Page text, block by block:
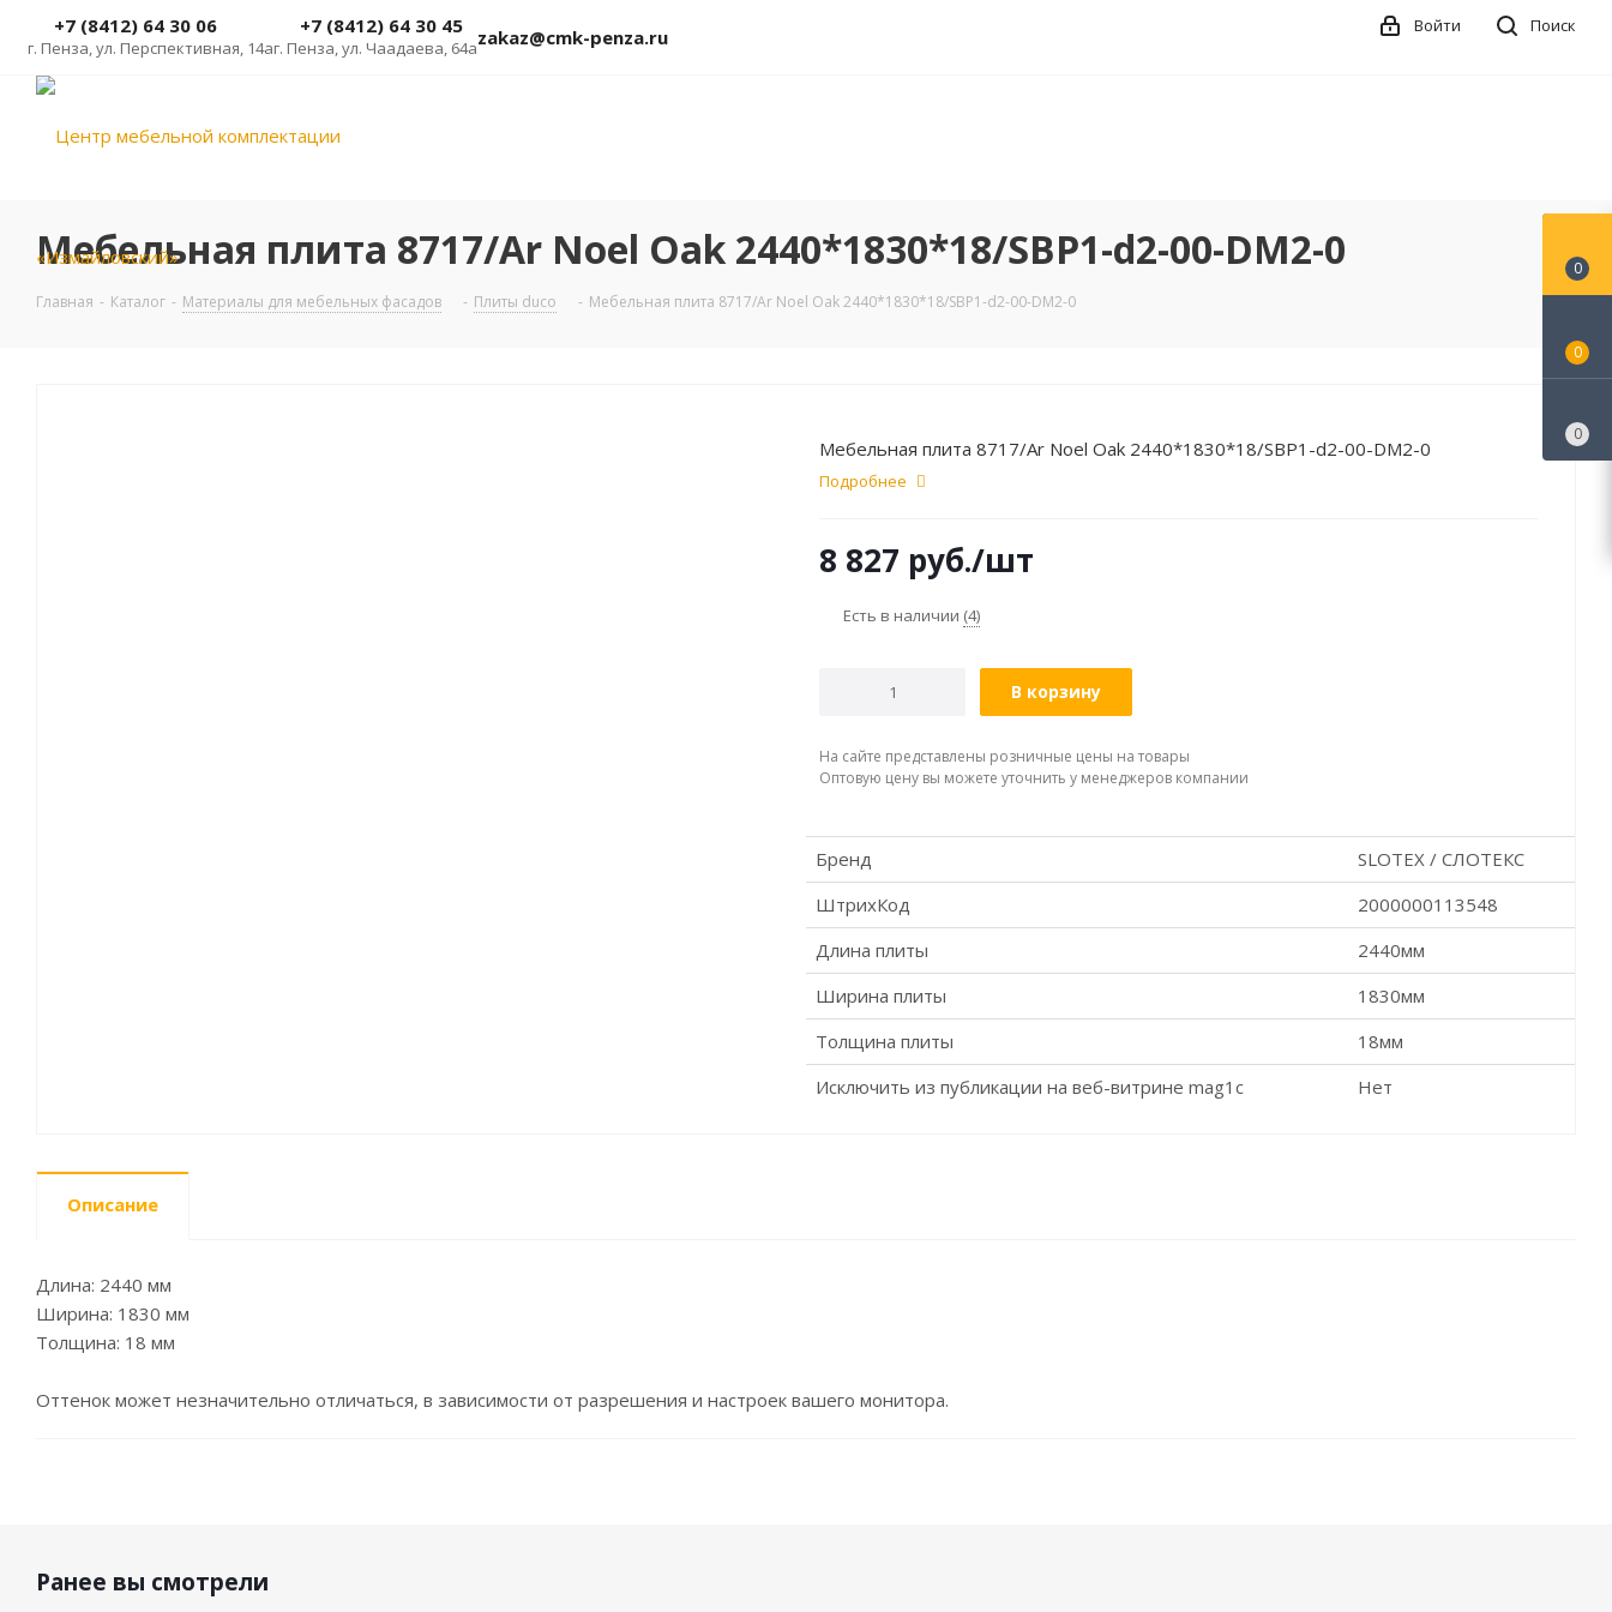
+7 (8412) 64 30 06
г. Пенза, ул. Перспективная, 14а
+7 (8412) 64 30 45
г. Пенза, ул. Чаадаева, 64аzakaz@cmk-penza.ru Поиск
Войти
Мебельная плита 8717/Ar Noel Oak 2440*1830*18/SBP1-d2-00-DM2-0
Главная - Каталог - Материалы для мебельных фасадов - Плиты duco - Мебельная плита 8717/Ar Noel Oak 2440*1830*18/SBP1-d2-00-DM2-0
Мебельная плита 8717/Ar Noel Oak 2440*1830*18/SBP1-d2-00-DM2-0
Подробнее
8 827 руб./шт
Есть в наличии (4)
В корзину
На сайте представлены розничные цены на товары
Оптовую цену вы можете уточнить у менеджеров компании
Бренд
SLOTEX / СЛОТЕКС
ШтрихКод
2000000113548
Длина плиты
2440мм
Ширина плиты
1830мм
Толщина плиты
18мм
Исключить из публикации на веб-витрине mag1c
Нет
Описание
Длина: 2440 мм
Ширина: 1830 мм
Толщина: 18 мм
Оттенок может незначительно отличаться, в зависимости от разрешения и настроек вашего монитора.
Ранее вы смотрели
0
0
0